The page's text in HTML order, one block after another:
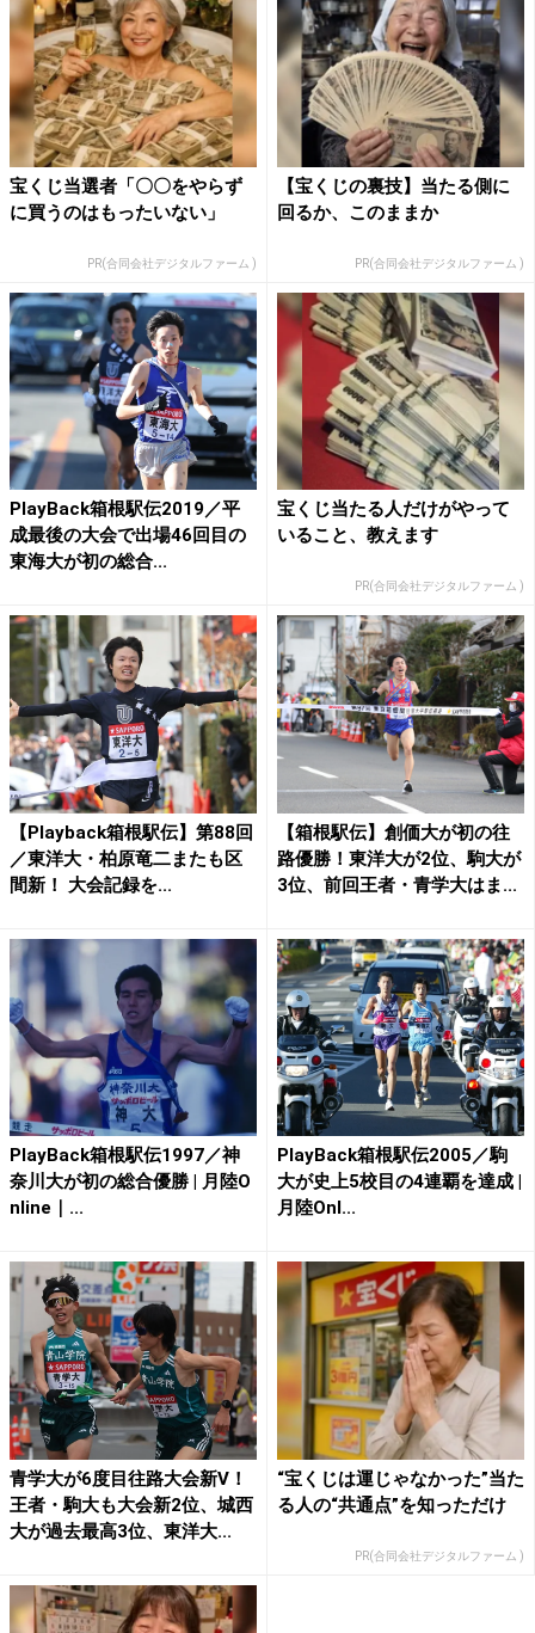
宝くじ当選者「〇〇をやらず
に買うのはもったいない」
PR(合同会社デジタルファーム )
【宝くじの裏技】当たる側に
回るか、このままか
PR(合同会社デジタルファーム )
PlayBack箱根駅伝2019／平
成最後の大会で出場46回目の
東海大が初の総合...
宝くじ当たる人だけがやって
いること、教えます
PR(合同会社デジタルファーム )
【Playback箱根駅伝】第88回
／東洋大・柏原竜二またも区
間新！ 大会記録を...
【箱根駅伝】創価大が初の往
路優勝！東洋大が2位、駒大が
3位、前回王者・青学大はま...
PlayBack箱根駅伝1997／神
奈川大が初の総合優勝 | 月陸O
nline｜...
PlayBack箱根駅伝2005／駒
大が史上5校目の4連覇を達成 |
月陸Onl...
青学大が6度目往路大会新V！
王者・駒大も大会新2位、城西
大が過去最高3位、東洋大...
“宝くじは運じゃなかった”当た
る人の“共通点”を知っただけ
PR(合同会社デジタルファーム )